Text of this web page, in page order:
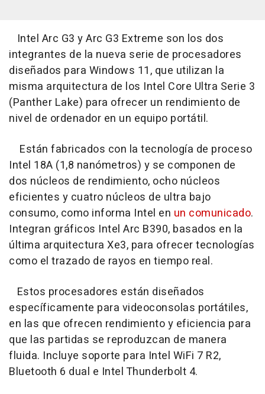
Intel Arc G3 y Arc G3 Extreme son los dos
integrantes de la nueva serie de procesadores
diseñados para Windows 11, que utilizan la
misma arquitectura de los Intel Core Ultra Serie 3
(Panther Lake) para ofrecer un rendimiento de
nivel de ordenador en un equipo portátil.
Están fabricados con la tecnología de proceso
Intel 18A (1,8 nanómetros) y se componen de
dos núcleos de rendimiento, ocho núcleos
eficientes y cuatro núcleos de ultra bajo
consumo, como informa Intel en un comunicado.
Integran gráficos Intel Arc B390, basados en la
última arquitectura Xe3, para ofrecer tecnologías
como el trazado de rayos en tiempo real.
Estos procesadores están diseñados
específicamente para videoconsolas portátiles,
en las que ofrecen rendimiento y eficiencia para
que las partidas se reproduzcan de manera
fluida. Incluye soporte para Intel WiFi 7 R2,
Bluetooth 6 dual e Intel Thunderbolt 4.